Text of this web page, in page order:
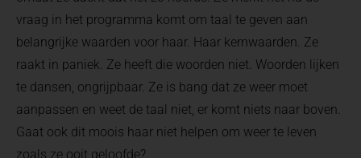
vraag in het programma komt om taal te geven aan
belangrijke waarden voor haar. Haar kernwaarden. Ze
raakt in paniek. Ze heeft die woorden niet. Woorden lijken
te dansen, ongrijpbaar. Ze is bang dat ze weer moet
aanpassen en weet de taal niet, er komt niets naar boven.
Gaat ook dit moois haar niet helpen om weer te leven
zoals ze ooit geloofde?